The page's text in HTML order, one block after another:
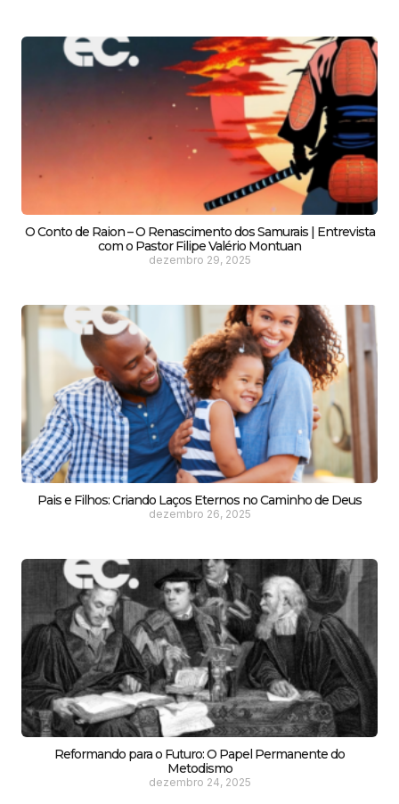
O Conto de Raion – O Renascimento dos Samurais | Entrevista
com o Pastor Filipe Valério Montuan
dezembro 29, 2025
Pais e Filhos: Criando Laços Eternos no Caminho de Deus
dezembro 26, 2025
Reformando para o Futuro: O Papel Permanente do
Metodismo
dezembro 24, 2025